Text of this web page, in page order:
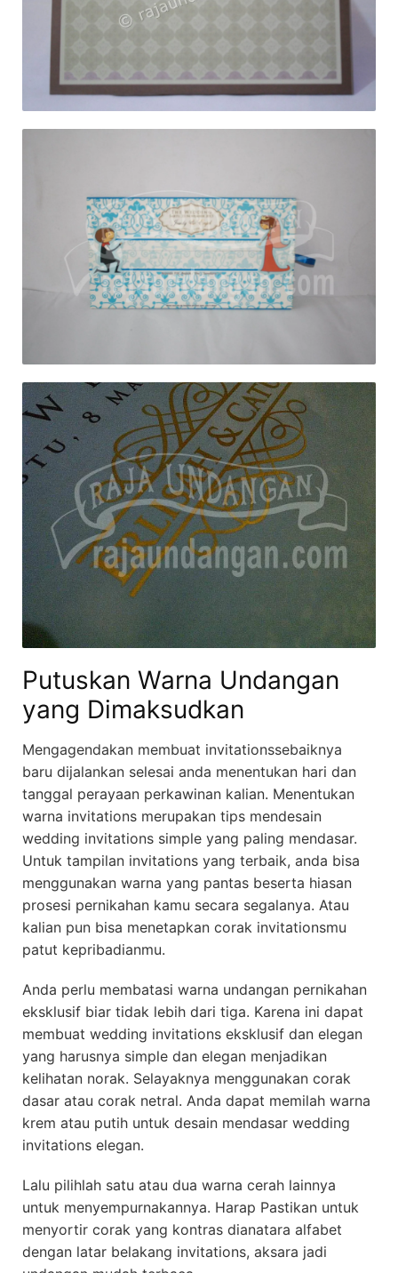
Putuskan Warna Undangan
yang Dimaksudkan
Mengagendakan membuat invitationssebaiknya
baru dijalankan selesai anda menentukan hari dan
tanggal perayaan perkawinan kalian. Menentukan
warna invitations merupakan tips mendesain
wedding invitations simple yang paling mendasar.
Untuk tampilan invitations yang terbaik, anda bisa
menggunakan warna yang pantas beserta hiasan
prosesi pernikahan kamu secara segalanya. Atau
kalian pun bisa menetapkan corak invitationsmu
patut kepribadianmu.
Anda perlu membatasi warna undangan pernikahan
eksklusif biar tidak lebih dari tiga. Karena ini dapat
membuat wedding invitations eksklusif dan elegan
yang harusnya simple dan elegan menjadikan
kelihatan norak. Selayaknya menggunakan corak
dasar atau corak netral. Anda dapat memilah warna
krem atau putih untuk desain mendasar wedding
invitations elegan.
Lalu pilihlah satu atau dua warna cerah lainnya
untuk menyempurnakannya. Harap Pastikan untuk
menyortir corak yang kontras dianatara alfabet
dengan latar belakang invitations, aksara jadi